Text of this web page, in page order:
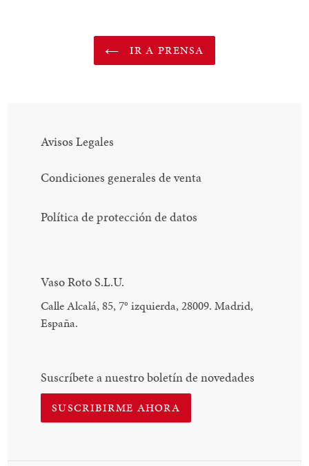
IR A PRENSA
Avisos Legales
Condiciones generales de venta
Política de protección de datos
Vaso Roto S.L.U.
Calle Alcalá, 85, 7° izquierda, 28009. Madrid,
España.
Suscríbete a nuestro boletín de novedades
SUSCRIBIRME AHORA